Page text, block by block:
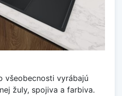
všeobecnosti vyrábajú
žuly, spojiva a farbiva.